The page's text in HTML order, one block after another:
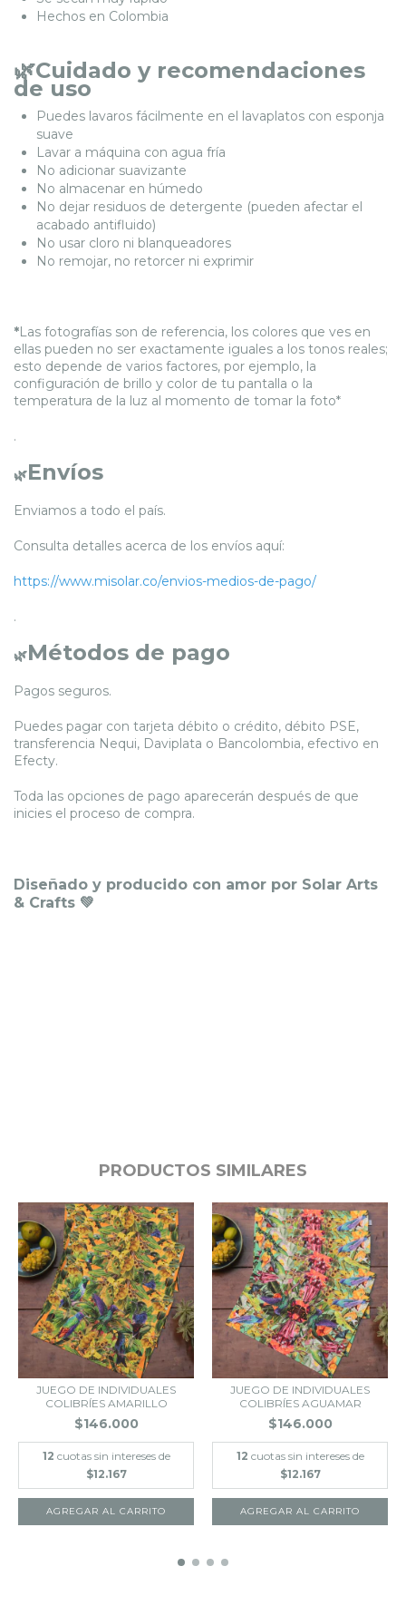
Hechos en Colombia
🌿Cuidado y recomendaciones
de uso
Puedes lavaros fácilmente en el lavaplatos con esponja
suave
Lavar a máquina con agua fría
No adicionar suavizante
No almacenar en húmedo
No dejar residuos de detergente (pueden afectar el
acabado antifluido)
No usar cloro ni blanqueadores
No remojar, no retorcer ni exprimir
*Las fotografías son de referencia, los colores que ves en
ellas pueden no ser exactamente iguales a los tonos reales;
esto depende de varios factores, por ejemplo, la
configuración de brillo y color de tu pantalla o la
temperatura de la luz al momento de tomar la foto*
.
🌿Envíos
Enviamos a todo el país.
Consulta detalles acerca de los envíos aquí:
https://www.misolar.co/envios-medios-de-pago/
.
🌿Métodos de pago
Pagos seguros.
Puedes pagar con tarjeta débito o crédito, débito PSE,
transferencia Nequi, Daviplata o Bancolombia, efectivo en
Efecty.
Toda las opciones de pago aparecerán después de que
inicies el proceso de compra.
Diseñado y producido con amor por Solar Arts
& Crafts 💚
PRODUCTOS SIMILARES
JUEGO DE INDIVIDUALES
COLIBRÍES AMARILLO
$146.000
12 cuotas sin intereses de
$12.167
AGREGAR AL CARRITO
JUEGO DE INDIVIDUALES
COLIBRÍES AGUAMAR
$146.000
12 cuotas sin intereses de
$12.167
AGREGAR AL CARRITO